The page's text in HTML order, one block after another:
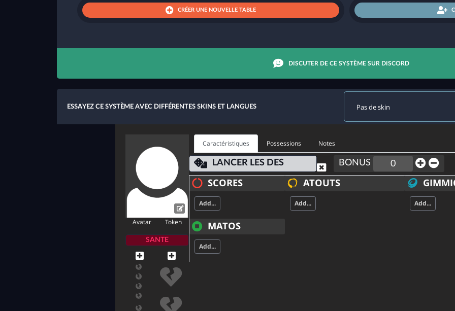
CRÉER UNE NOUVELLE TABLE
DISCUTER DE CE SYSTÈME SUR DISCORD
ESSAYEZ CE SYSTÈME AVEC DIFFÉRENTES SKINS ET LANGUES
Avatar Token
SANTE
Caractéristiques Possessions Notes
LANCER LES DES BONUS
SCORES
Add...
MATOS
Add...
ATOUTS
Add... Add...